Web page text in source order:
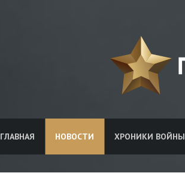
ГЛАВНАЯ НОВОСТИ ХРОНИКИ ВОЙНЫ